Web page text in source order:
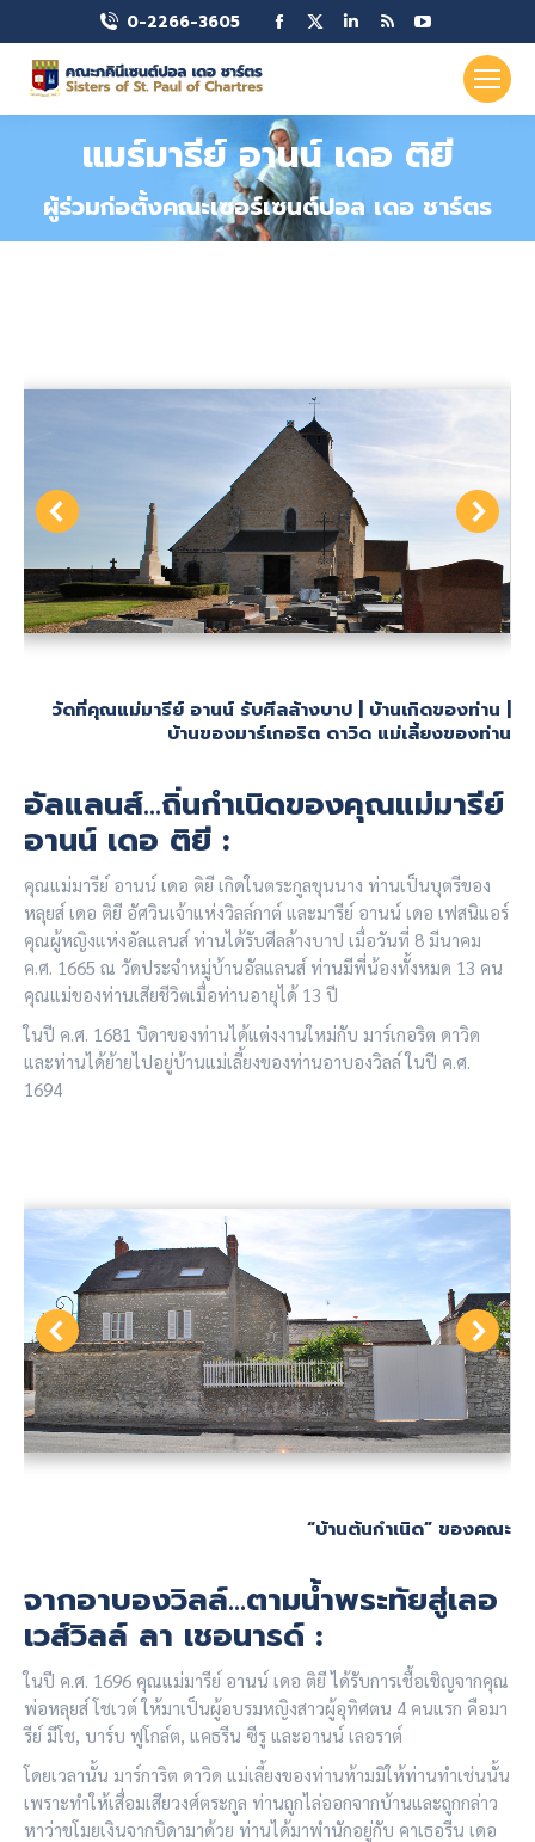
0-2266-3605
Facebook
page
in
new
window
page
in
new
window
Linkedin
page
in
new
window
Rss
page
in
new
window
page
opens
in
new
window
แมร์มารีย์ อานน์ เดอ ติยี
ผู้ร่วมก่อตั้งคณะเซอร์เซนต์ปอล เดอ ชาร์ตร
วัดที่คุณแม่มารีย์ อานน์ รับศีลล้างบาป | บ้านเกิดของท่าน |
บ้านของมาร์เกอริต ดาวิด แม่เลี้ยงของท่าน
อัลแลนส์…ถิ่นกำเนิดของคุณแม่มารีย์
อานน์ เดอ ติยี :
คุณแม่มารีย์ อานน์ เดอ ติยี เกิดในตระกูลขุนนาง ท่านเป็นบุตรีของ
หลุยส์ เดอ ติยี อัศวินเจ้าแห่งวิลล์กาต์ และมารีย์ อานน์ เดอ เฟสนิแอร์
คุณผู้หญิงแห่งอัลแลนส์ ท่านได้รับศีลล้างบาป เมื่อวันที่ 8 มีนาคม
ค.ศ. 1665 ณ วัดประจำหมู่บ้านอัลแลนส์ ท่านมีพี่น้องทั้งหมด 13 คน
คุณแม่ของท่านเสียชีวิตเมื่อท่านอายุได้ 13 ปี
ในปี ค.ศ. 1681 บิดาของท่านได้แต่งงานใหม่กับ มาร์เกอริต ดาวิด
และท่านได้ย้ายไปอยู่บ้านแม่เลี้ยงของท่านอาบองวิลล์ ในปี ค.ศ.
1694
“บ้านต้นกำเนิด” ของคณะ
จากอาบองวิลล์…ตามน้ำพระทัยสู่เลอ
เวส์วิลล์ ลา เชอนารด์ :
ในปี ค.ศ. 1696 คุณแม่มารีย์ อานน์ เดอ ติยี ได้รับการเชื้อเชิญจากคุณ
พ่อหลุยส์ โชเวต์ ให้มาเป็นผู้อบรมหญิงสาวผู้อุทิศตน 4 คนแรก คือมา
รีย์ มีโช, บาร์บ ฟูโกล์ต, แคธรีน ซีรู และอานน์ เลอราต์
โดยเวลานั้น มาร์การิต ดาวิด แม่เลี้ยงของท่านห้ามมิให้ท่านทำเช่นนั้น
เพราะทำให้เสื่อมเสียวงศ์ตระกูล ท่านถูกไล่ออกจากบ้านและถูกกล่าว
หาว่าขโมยเงินจากบิดามาด้วย ท่านได้มาพำนักอยู่กับ คาเธอรีน เดอ